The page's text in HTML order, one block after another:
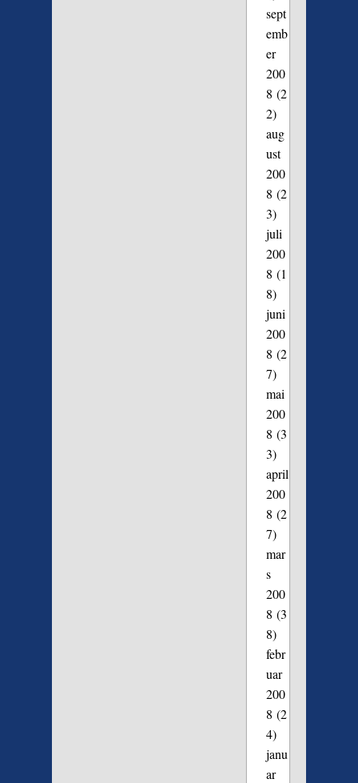
sept
emb
er
200
8 (2
2)
aug
ust
200
8 (2
3)
juli
200
8 (1
8)
juni
200
8 (2
7)
mai
200
8 (3
3)
april
200
8 (2
7)
mar
s
200
8 (3
8)
febr
uar
200
8 (2
4)
janu
ar